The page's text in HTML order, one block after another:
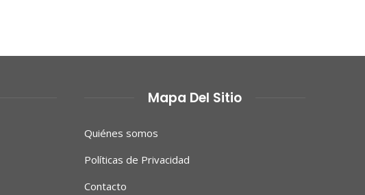
Mapa Del Sitio
Quiénes somos
Políticas de Privacidad
Contacto